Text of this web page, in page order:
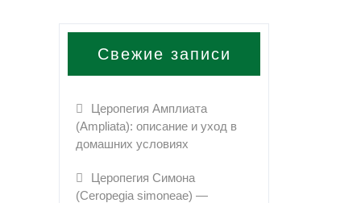
Свежие записи
Церопегия Амплиата
(Ampliata): описание и уход в
домашних условиях
Церопегия Симона
(Ceropegia simoneae) —